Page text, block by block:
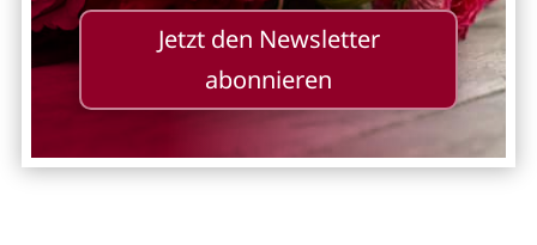
Jetzt den Newsletter
abonnieren